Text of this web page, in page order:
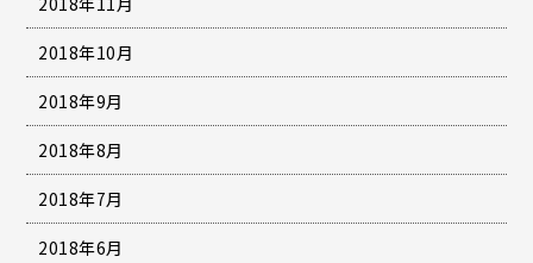
2018年10月
2018年9月
2018年8月
2018年7月
2018年6月